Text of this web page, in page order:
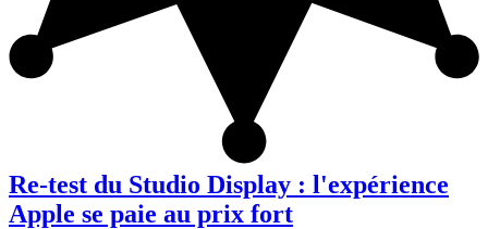
Re-test du Studio Display : l'expérience
Apple se paie au prix fort